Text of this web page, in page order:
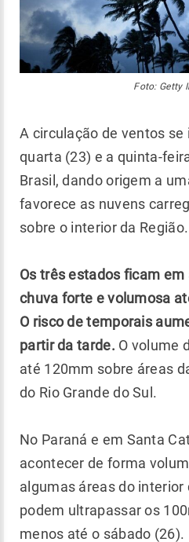
Foto: Getty
A circulação de ventos
quarta (23) e a quinta-
Brasil, dando origem a
favorece as nuvens
sobre o interior da Região.
Os três estados ficam
chuva forte e volumosa
O risco de temporais
partir da tarde. O volume
até 120mm sobre áreas
do Rio Grande do Sul.
No Paraná e em Santa
acontecer de forma
algumas áreas do interior
podem ultrapassar os
menos até o sábado (26).